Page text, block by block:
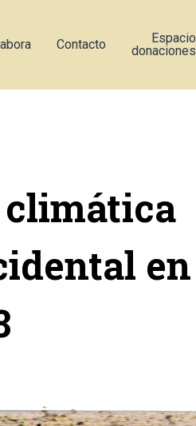
Contacto
Espacio
donaciones
en